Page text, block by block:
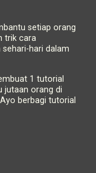
setiap orang
trik cara
hari dalam
1 tutorial
jutaan orang di
berbagi tutorial